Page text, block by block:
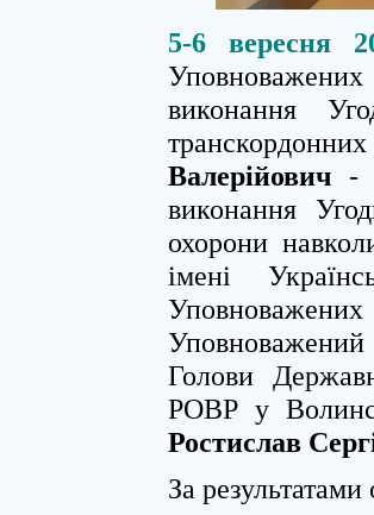
5-6 вересня
виконання
Валерійович -
виконання
охорони
імені
Уповноважених
Уповноважений
Голови
РОВР у
Ростислав
За